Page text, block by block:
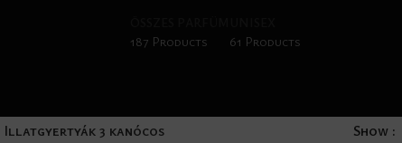
187 Products
61 Products
Illatgyertyák 3 kanócos Show